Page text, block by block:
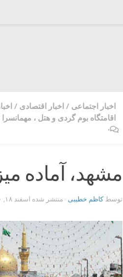
اخبار اجتماعی / اخبار اقتصادی /
اقامتگاه بوم گردی و هتل ، مهمانسرا
۰
مشهد، آماده
توسط کاظم خطیبی · منتشر شده اسفند ۱۸, ۱۴۰۰